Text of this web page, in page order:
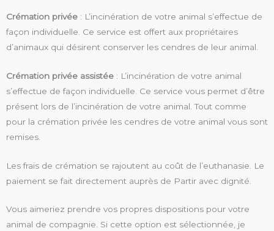
Crémation privée : L’incinération de votre animal s’effectue de
façon individuelle. Ce service est offert aux propriétaires
d’animaux qui désirent conserver les cendres de leur animal.
Crémation privée assistée : L’incinération de votre animal
s’effectue de façon individuelle. Ce service vous permet d’être
présent lors de l’incinération de votre animal. Tout comme
pour la crémation privée les cendres de votre animal vous sont
remises.
Les frais de crémation se rajoutent au coût de l’euthanasie. Le
paiement se fait directement auprès de Partir avec dignité.
Vous aimeriez prendre vos propres dispositions pour votre
animal de compagnie. Si cette option est sélectionnée, je